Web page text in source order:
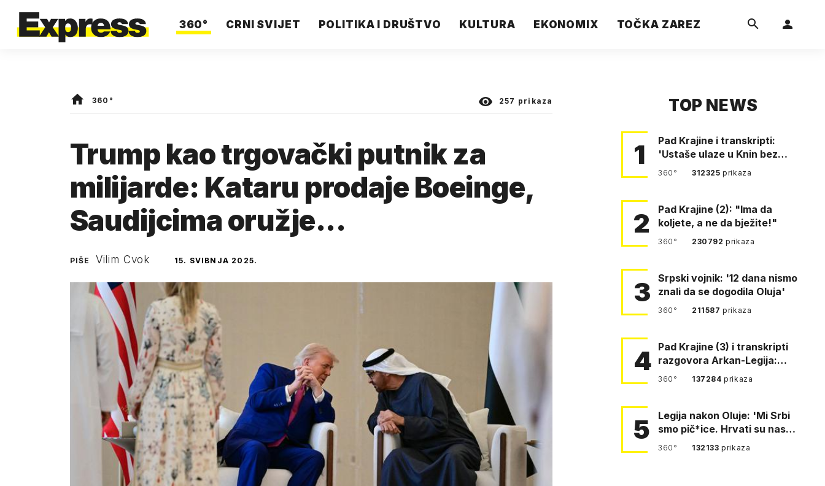
360° CRNI SVIJET POLITIKA I DRUŠTVO KULTURA EKONOMIX TOČKA ZAREZ
360° 257 prikaza
Trump kao trgovački putnik za
milijarde: Kataru prodaje Boeinge,
Saudijcima oružje...
PIŠE Vilim Cvok 15. SVIBNJA 2025.
TOP NEWS
1
Pad Krajine i transkripti:
'Ustaše ulaze u Knin bez
borbe. Mile, ovo je bežanij…
360° 312325prikaza
2
Pad Krajine (2): "Ima da
koljete, a ne da bježite!"
360° 230792prikaza
3
Srpski vojnik: '12 dana nismo
znali da se dogodila Oluja'
360° 211587prikaza
4 Pad Krajine (3) i transkripti
razgovora Arkan-Legija:
'Čujem, prelazite ustašam…
360° 137284prikaza
5
Legija nakon Oluje: 'Mi Srbi
smo pič*ice. Hrvati su nas
pomeli!'
360° 132133prikaza